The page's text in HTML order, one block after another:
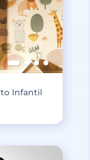
Infantil